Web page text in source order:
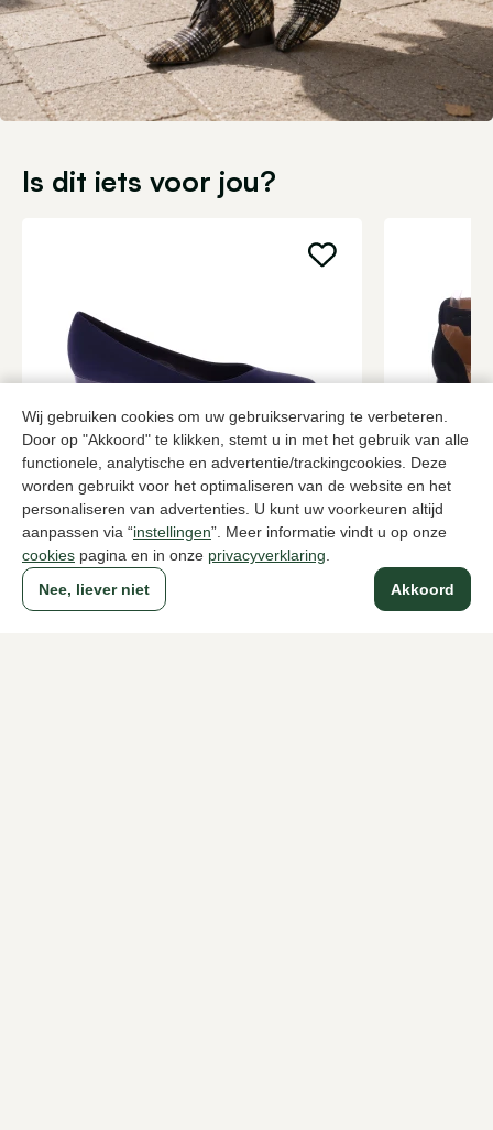
Wij gebruiken cookies om uw gebruikservaring te verbeteren.
Door op "Akkoord" te klikken, stemt u in met het gebruik van alle
functionele, analytische en advertentie/trackingcookies. Deze
worden gebruikt voor het optimaliseren van de website en het
personaliseren van advertenties. U kunt uw voorkeuren altijd
aanpassen via “instellingen”. Meer informatie vindt u op onze
cookies pagina en in onze privacyverklaring
Akkoord
Nee, liever niet
Is dit iets voor jou?
Brunate
Blauwe pumps dames
199,95 2 kleuren
Di Lauro
Zwarte
139,95